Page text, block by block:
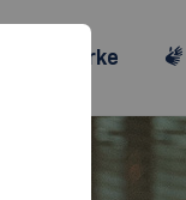
Netzwerke